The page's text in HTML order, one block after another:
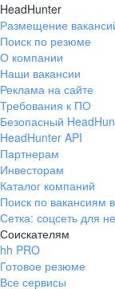
HeadHunter
Размещение
Поиск по резюме
О компании
Наши вакансии
Реклама на сайте
Требования к ПО
Безопасный
HeadHunter API
Партнерам
Инвесторам
Каталог компаний
Поиск по вакансиям
Сетка: соцсеть для
Соискателям
hh PRO
Готовое резюме
Все сервисы